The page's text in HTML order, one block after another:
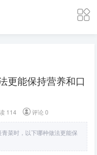
更能保持营养和口
114 评论 0
菜时，以下哪种做法更能保